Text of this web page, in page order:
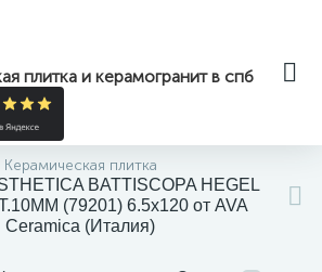
плитка и керамогранит в спб
Керамическая плитка
BATTISCOPA HEGEL
(79201) 6.5x120 от AVA
Ceramica (Италия)